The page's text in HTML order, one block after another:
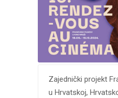
Zajednički projekt
u Hrvatskoj,